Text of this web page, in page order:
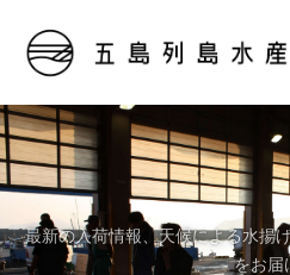
最新の入荷情報、天候による水揚
をお届